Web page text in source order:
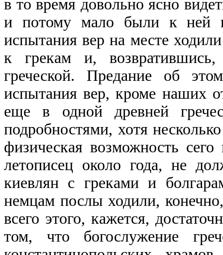
в то время довольно ясно
и потому мало были к ней
испытания вер на месте
к грекам и,
греческой. Предание об
испытания вер, кроме наших
еще в одной древней
подробностями, хотя
физическая возможность сего
летописец около года, не
киевлян с греками и
немцам послы ходили,
всего этого, кажется,
том, что богослужение